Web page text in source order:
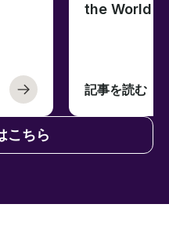
the World
記事を読む
こちら